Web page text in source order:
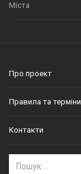
Міста
Про проект
Правила та терміни
Контакти